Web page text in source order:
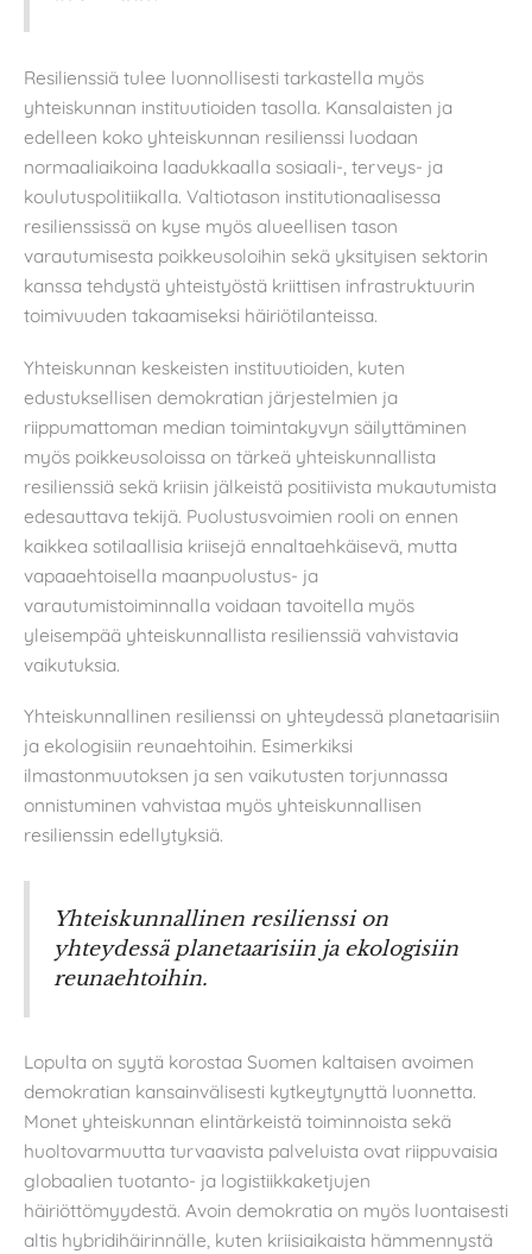
Resilienssiä tulee luonnollisesti tarkastella myös
yhteiskunnan instituutioiden tasolla. Kansalaisten ja
edelleen koko yhteiskunnan resilienssi luodaan
normaaliaikoina laadukkaalla sosiaali-, terveys- ja
koulutuspolitiikalla. Valtiotason institutionaalisessa
resilienssissä on kyse myös alueellisen tason
varautumisesta poikkeusoloihin sekä yksityisen sektorin
kanssa tehdystä yhteistyöstä kriittisen infrastruktuurin
toimivuuden takaamiseksi häiriötilanteissa.
Yhteiskunnan keskeisten instituutioiden, kuten
edustuksellisen demokratian järjestelmien ja
riippumattoman median toimintakyvyn säilyttäminen
myös poikkeusoloissa on tärkeä yhteiskunnallista
resilienssiä sekä kriisin jälkeistä positiivista mukautumista
edesauttava tekijä. Puolustusvoimien rooli on ennen
kaikkea sotilaallisia kriisejä ennaltaehkäisevä, mutta
vapaaehtoisella maanpuolustus- ja
varautumistoiminnalla voidaan tavoitella myös
yleisempää yhteiskunnallista resilienssiä vahvistavia
vaikutuksia.
Yhteiskunnallinen resilienssi on yhteydessä planetaarisiin
ja ekologisiin reunaehtoihin. Esimerkiksi
ilmastonmuutoksen ja sen vaikutusten torjunnassa
onnistuminen vahvistaa myös yhteiskunnallisen
resilienssin edellytyksiä.
Yhteiskunnallinen resilienssi on
yhteydessä planetaarisiin ja ekologisiin
reunaehtoihin.
Lopulta on syytä korostaa Suomen kaltaisen avoimen
demokratian kansainvälisesti kytkeytynyttä luonnetta.
Monet yhteiskunnan elintärkeistä toiminnoista sekä
huoltovarmuutta turvaavista palveluista ovat riippuvaisia
globaalien tuotanto- ja logistiikkaketjujen
häiriöttömyydestä. Avoin demokratia on myös luontaisesti
altis hybridihäirinnälle, kuten kriisiaikaista hämmennystä